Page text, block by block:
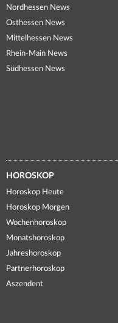
Nordhessen News
Osthessen News
Mittelhessen News
Rhein-Main News
Südhessen News
HOROSKOP
Horoskop Heute
Horoskop Morgen
Wochenhoroskop
Monatshoroskop
Jahreshoroskop
Partnerhoroskop
Aszendent